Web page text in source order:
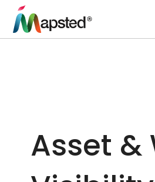
Asset &